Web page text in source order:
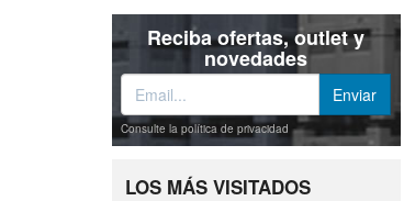
Reciba ofertas, outlet y
novedades
Consulte la política de privacidad
LOS MÁS VISITADOS